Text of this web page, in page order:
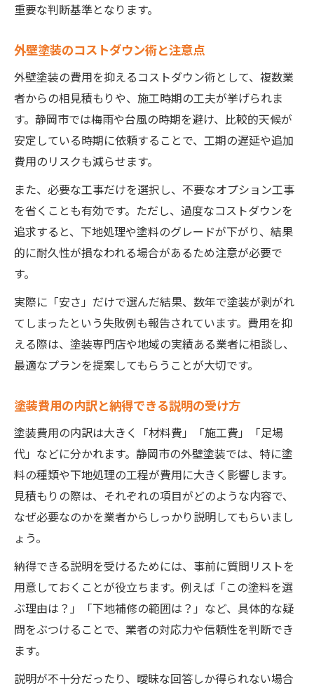
重要な判断基準となります。
外壁塗装のコストダウン術と注意点
外壁塗装の費用を抑えるコストダウン術として、複数業
者からの相見積もりや、施工時期の工夫が挙げられま
す。静岡市では梅雨や台風の時期を避け、比較的天候が
安定している時期に依頼することで、工期の遅延や追加
費用のリスクも減らせます。
また、必要な工事だけを選択し、不要なオプション工事
を省くことも有効です。ただし、過度なコストダウンを
追求すると、下地処理や塗料のグレードが下がり、結果
的に耐久性が損なわれる場合があるため注意が必要で
す。
実際に「安さ」だけで選んだ結果、数年で塗装が剥がれ
てしまったという失敗例も報告されています。費用を抑
える際は、塗装専門店や地域の実績ある業者に相談し、
最適なプランを提案してもらうことが大切です。
塗装費用の内訳と納得できる説明の受け方
塗装費用の内訳は大きく「材料費」「施工費」「足場
代」などに分かれます。静岡市の外壁塗装では、特に塗
料の種類や下地処理の工程が費用に大きく影響します。
見積もりの際は、それぞれの項目がどのような内容で、
なぜ必要なのかを業者からしっかり説明してもらいまし
ょう。
納得できる説明を受けるためには、事前に質問リストを
用意しておくことが役立ちます。例えば「この塗料を選
ぶ理由は？」「下地補修の範囲は？」など、具体的な疑
問をぶつけることで、業者の対応力や信頼性を判断でき
ます。
説明が不十分だったり、曖昧な回答しか得られない場合